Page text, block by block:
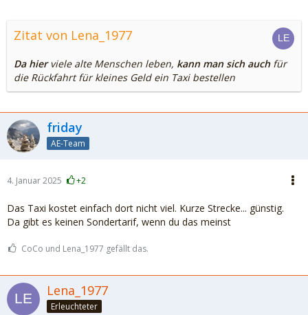
Zitat von Lena_1977
Da hier viele alte Menschen leben, kann man sich auch für
die Rückfahrt für kleines Geld ein Taxi bestellen
friday
AE-Team
4. Januar 2025 +2
Das Taxi kostet einfach dort nicht viel. Kurze Strecke... günstig.
Da gibt es keinen Sondertarif, wenn du das meinst
CoCo und Lena_1977 gefällt das.
Lena_1977
Erleuchteter